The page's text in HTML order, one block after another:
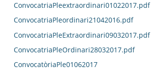
ConvocatriaPleextraordinari01022017.pdf
ConvocatriaPleordinari21042016.pdf
ConvocatriaPleExtraordinari09032017.pdf
ConvocatriaPleOrdinari28032017.pdf
ConvocatòriaPle01062017